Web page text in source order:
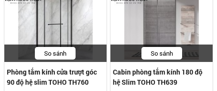
So sánh
Phòng tắm kính cửa trượt góc
90 độ hệ slim TOHO TH760
So sánh
Cabin phòng tắm kính 180 độ
hệ Slim TOHO TH639